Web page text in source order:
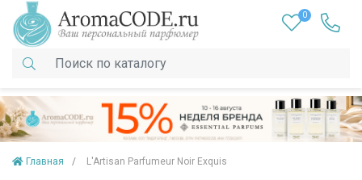
0
Главная L'Artisan Parfumeur Noir Exquis